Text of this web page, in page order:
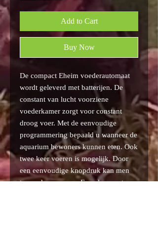
Add to Cart
Buy Now
De compact Eheim voederautomaat
wordt geleverd met batterijen. De
constant van lucht voorziene
voederkamer zorgt voor constant
droog voer. Met de eenvoudige
programmering bepaald u wanneer de
aquarium bewoners kunnen eten. Ook
twee keer voeren is mogelijk. Door
een eenvoudige knopdruk kan men
tussendoor voeren. Een alarmsysteem